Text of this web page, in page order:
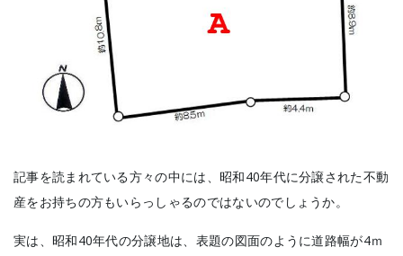
記事を読まれている方々の中には、昭和40年代に分譲された不動
産をお持ちの方もいらっしゃるのではないのでしょうか。
実は、昭和40年代の分譲地は、表題の図面のように道路幅が4ｍ